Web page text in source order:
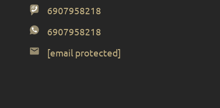
6907958218
6907958218
[email protected]